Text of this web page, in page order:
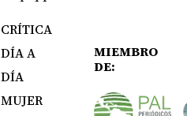
CRÍTICA
DÍA A
DÍA
MUJER
MIEMBRO
DE: